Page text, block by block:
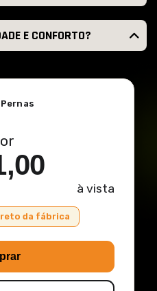
Pernas
à vista
da fábrica
E CONFORTO?